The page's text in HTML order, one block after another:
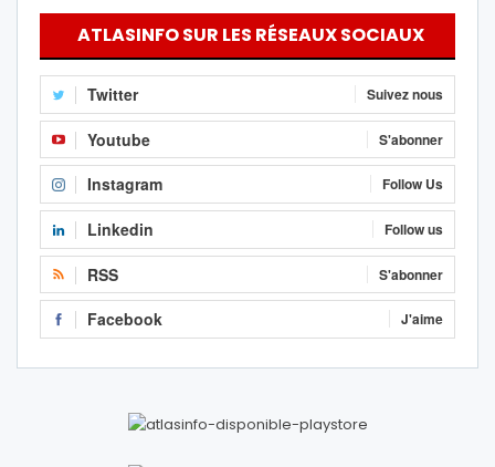
ATLASINFO SUR LES RÉSEAUX SOCIAUX
Twitter Suivez nous
Youtube S'abonner
Instagram Follow Us
Linkedin Follow us
RSS S'abonner
Facebook J'aime